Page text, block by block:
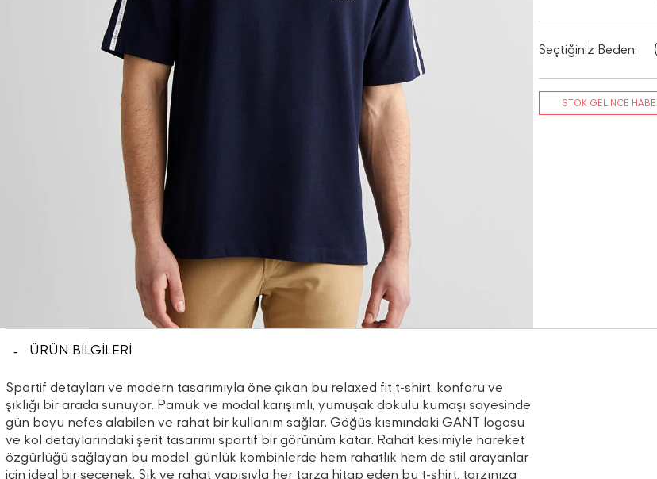
Seçtiğiniz Beden:
STOK GELİNCE
ÜRÜN BİLGİLERİ
Sportif detayları ve modern tasarımıyla öne çıkan bu relaxed fit t-shirt, konforu ve
şıklığı bir arada sunuyor. Pamuk ve modal karışımlı, yumuşak dokulu kumaşı sayesinde
gün boyu nefes alabilen ve rahat bir kullanım sağlar. Göğüs kısmındaki GANT logosu
ve kol detaylarındaki şerit tasarımı sportif bir görünüm katar. Rahat kesimiyle hareket
özgürlüğü sağlayan bu model, günlük kombinlerde hem rahatlık hem de stil arayanlar
için ideal bir seçenek. Şık ve rahat yapısıyla her tarza hitap eden bu t-shirt, tarzınıza